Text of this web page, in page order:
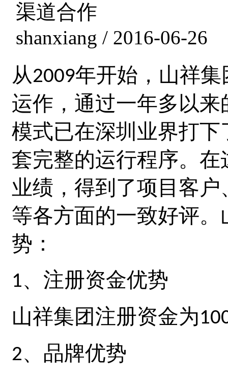
渠道合作
shanxiang / 2016-06-26
从2009年开始， 山祥
运作，通过一年多以
模式已在深圳业界打
套完整的运行程序。
业绩，得到了项目客
等各方面的一致好评
势：
1、注册资金优势
山祥集团注册资金为
2、品牌优势